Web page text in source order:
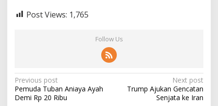
Post Views: 1,765
Follow Us
Post
navigation
Previous post
Pemuda Tuban Aniaya Ayah
Demi Rp 20 Ribu
Next post
Trump Ajukan Gencatan
Senjata ke Iran